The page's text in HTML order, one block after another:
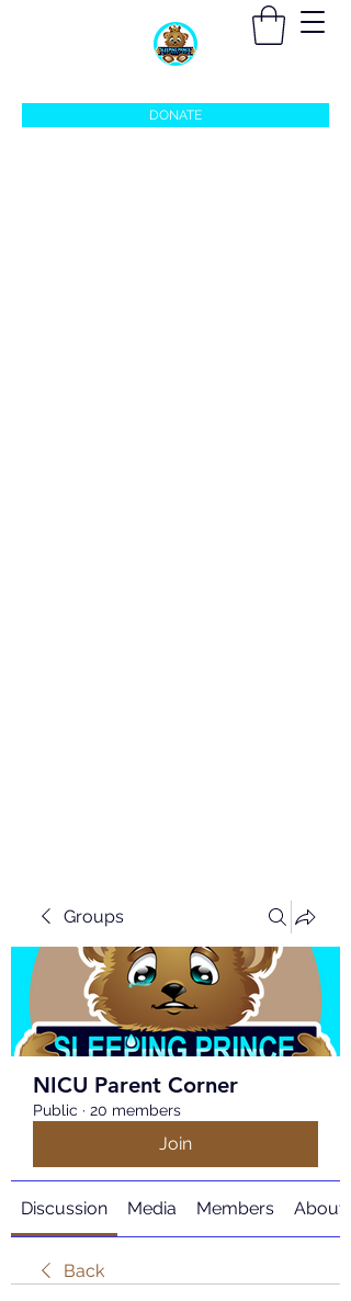
sleepingprincefoundation@gmail.com
DONATE
Groups
NICU Parent Corner
Public · 20 members
Join
Discussion Media Members About
Back